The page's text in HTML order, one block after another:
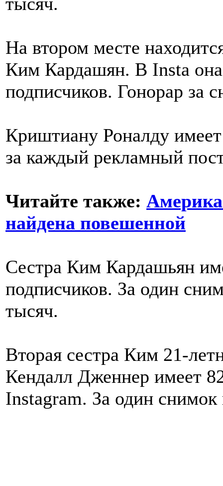
На втором месте
Ким Кардашян. В Insta
подписчиков. Гонорар за
Криштиану Роналду
за каждый рекламный
Читайте также:
найдена повешенной
Сестра Ким Кардашьян
подписчиков. За один
тысяч.
Вторая сестра Ким 21-
Кендалл Дженнер имеет
Instagram. За один снимок